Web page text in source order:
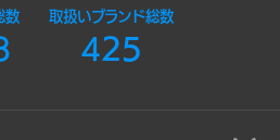
数 取扱いブランド総数
425